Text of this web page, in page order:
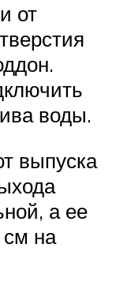
от
воды.
выпуска
а ее
см на